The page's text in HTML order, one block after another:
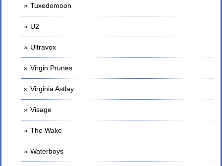
Tuxedomoon
U2
Ultravox
Virgin Prunes
Virginia Astlay
Visage
The Wake
Waterboys